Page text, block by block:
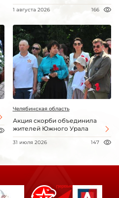
1 августа 2026 166
Челябинская область
Акция скорби объединила
жителей Южного Урала
31 июля 2026 147